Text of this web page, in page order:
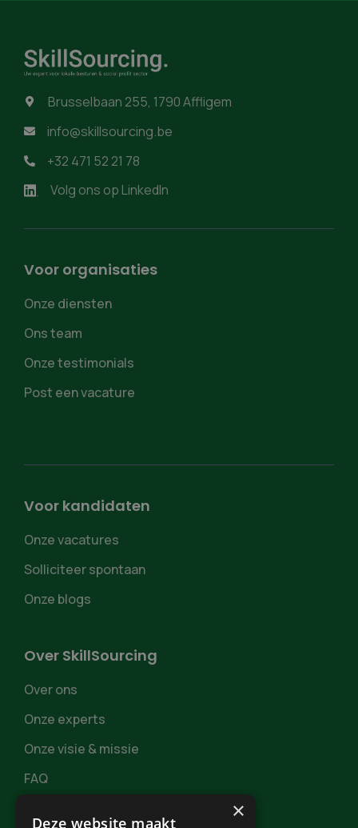
 Brusselbaan 255, 1790 Affligem
 info@skillsourcing.be

+32 471 52 21 78
Volg ons op LinkedIn
Voor organisaties
Onze diensten
Ons team
Onze testimonials
Post een vacature
Voor kandidaten
Onze vacatures
Solliciteer spontaan
Onze blogs
Over SkillSourcing
Over ons
Onze experts
Onze visie & missie
FAQ
×
Deze website maakt